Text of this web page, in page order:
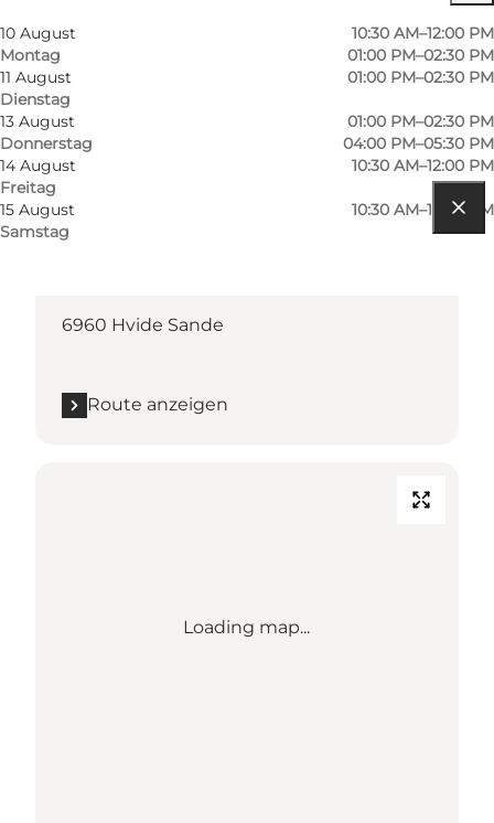
10 August
Montag
10:30 AM–12:00 PM
01:00 PM–02:30 PM
11 August
Dienstag
01:00 PM–02:30 PM
13 August
Donnerstag
01:00 PM–02:30 PM
04:00 PM–05:30 PM
14 August
Freitag
10:30 AM–12:00 PM
15 August
Samstag
10:30 AM–12:00 PM
Route anzeigen
6960 Hvide Sande
Route anzeigen
Loading map...